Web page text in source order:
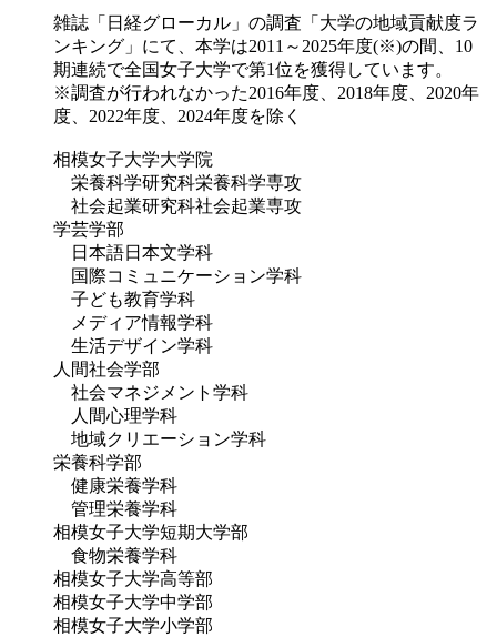
雑誌「日経グローカル」の調査「大学の地域貢献度ラ
ンキング」にて、本学は2011～2025年度(※)の間、10
期連続で全国女子大学で第1位を獲得しています。
※調査が行われなかった2016年度、2018年度、2020年
度、2022年度、2024年度を除く
相模女子大学大学院
栄養科学研究科栄養科学専攻
社会起業研究科社会起業専攻
学芸学部
日本語日本文学科
国際コミュニケーション学科
子ども教育学科
メディア情報学科
生活デザイン学科
人間社会学部
社会マネジメント学科
人間心理学科
地域クリエーション学科
栄養科学部
健康栄養学科
管理栄養学科
相模女子大学短期大学部
食物栄養学科
相模女子大学高等部
相模女子大学中学部
相模女子大学小学部